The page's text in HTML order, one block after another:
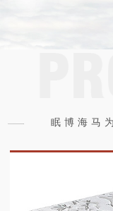
眠博海马